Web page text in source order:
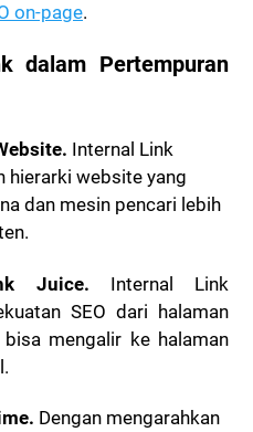
on-page.
dalam Pertempuran
Internal Link
hierarki website yang
dan mesin pencari lebih
Juice. Internal Link
SEO dari halaman
mengalir ke halaman
Dengan mengarahkan